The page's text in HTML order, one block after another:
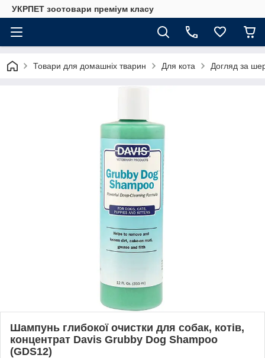
УКРПЕТ зоотовари преміум класу
Товари для домашніх тварин Для кота Догляд за
Шампунь глибокої очистки для собак, котів,
концентрат Davis Grubby Dog Shampoo
(GDS12)